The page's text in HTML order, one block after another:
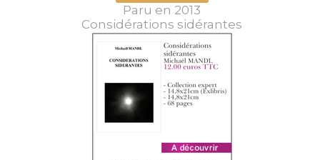
Paru en 2013
Considérations sidérantes